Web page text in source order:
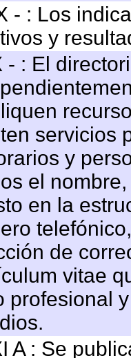
- : Los
y
- : El
servicios
y
el
en la
de
vitae
profesional
A : Se